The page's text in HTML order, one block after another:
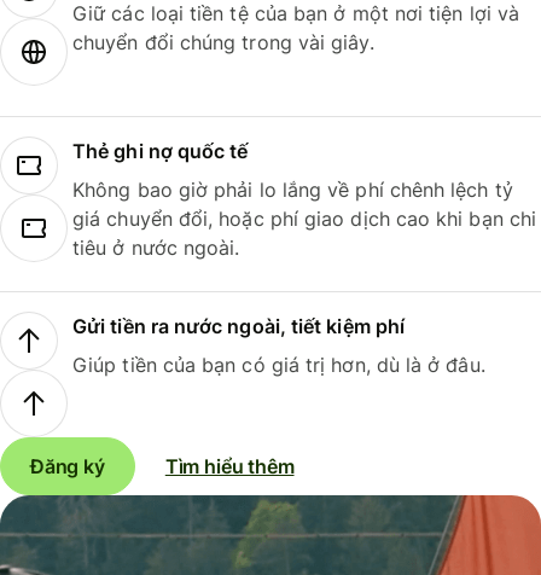
Giữ các loại tiền tệ của bạn ở một nơi tiện lợi và
chuyển đổi chúng trong vài giây.
Thẻ ghi nợ quốc tế
Không bao giờ phải lo lắng về phí chênh lệch tỷ
giá chuyển đổi, hoặc phí giao dịch cao khi bạn chi
tiêu ở nước ngoài.
Gửi tiền ra nước ngoài, tiết kiệm phí
Giúp tiền của bạn có giá trị hơn, dù là ở đâu.
Đăng ký Tìm hiểu thêm